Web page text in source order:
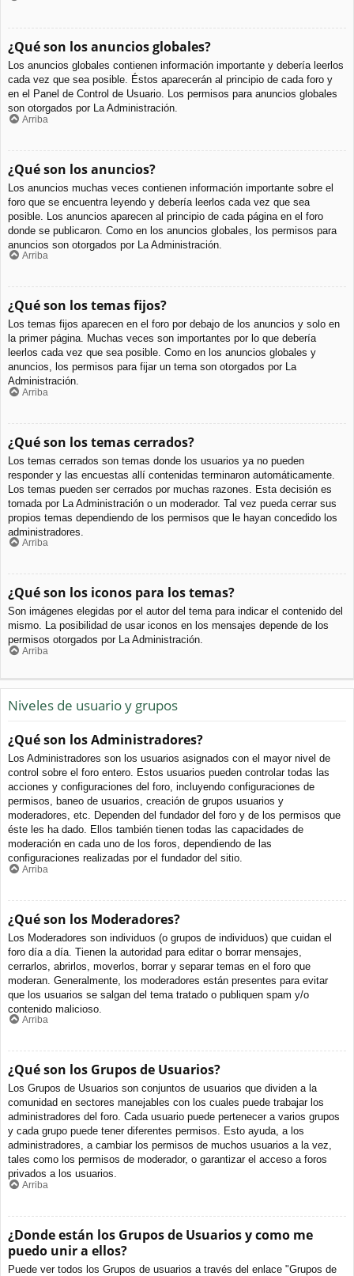
¿Qué son los anuncios globales?
Los anuncios globales contienen información importante y debería leerlos
cada vez que sea posible. Éstos aparecerán al principio de cada foro y
en el Panel de Control de Usuario. Los permisos para anuncios globales
son otorgados por La Administración.
Arriba
¿Qué son los anuncios?
Los anuncios muchas veces contienen información importante sobre el
foro que se encuentra leyendo y debería leerlos cada vez que sea
posible. Los anuncios aparecen al principio de cada página en el foro
donde se publicaron. Como en los anuncios globales, los permisos para
anuncios son otorgados por La Administración.
Arriba
¿Qué son los temas fijos?
Los temas fijos aparecen en el foro por debajo de los anuncios y solo en
la primer página. Muchas veces son importantes por lo que debería
leerlos cada vez que sea posible. Como en los anuncios globales y
anuncios, los permisos para fijar un tema son otorgados por La
Administración.
Arriba
¿Qué son los temas cerrados?
Los temas cerrados son temas donde los usuarios ya no pueden
responder y las encuestas allí contenidas terminaron automáticamente.
Los temas pueden ser cerrados por muchas razones. Esta decisión es
tomada por La Administración o un moderador. Tal vez pueda cerrar sus
propios temas dependiendo de los permisos que le hayan concedido los
administradores.
Arriba
¿Qué son los iconos para los temas?
Son imágenes elegidas por el autor del tema para indicar el contenido del
mismo. La posibilidad de usar iconos en los mensajes depende de los
permisos otorgados por La Administración.
Arriba
Niveles de usuario y grupos
¿Qué son los Administradores?
Los Administradores son los usuarios asignados con el mayor nivel de
control sobre el foro entero. Estos usuarios pueden controlar todas las
acciones y configuraciones del foro, incluyendo configuraciones de
permisos, baneo de usuarios, creación de grupos usuarios y
moderadores, etc. Dependen del fundador del foro y de los permisos que
éste les ha dado. Ellos también tienen todas las capacidades de
moderación en cada uno de los foros, dependiendo de las
configuraciones realizadas por el fundador del sitio.
Arriba
¿Qué son los Moderadores?
Los Moderadores son individuos (o grupos de individuos) que cuidan el
foro día a día. Tienen la autoridad para editar o borrar mensajes,
cerrarlos, abrirlos, moverlos, borrar y separar temas en el foro que
moderan. Generalmente, los moderadores están presentes para evitar
que los usuarios se salgan del tema tratado o publiquen spam y/o
contenido malicioso.
Arriba
¿Qué son los Grupos de Usuarios?
Los Grupos de Usuarios son conjuntos de usuarios que dividen a la
comunidad en sectores manejables con los cuales puede trabajar los
administradores del foro. Cada usuario puede pertenecer a varios grupos
y cada grupo puede tener diferentes permisos. Esto ayuda, a los
administradores, a cambiar los permisos de muchos usuarios a la vez,
tales como los permisos de moderador, o garantizar el acceso a foros
privados a los usuarios.
Arriba
¿Donde están los Grupos de Usuarios y como me
puedo unir a ellos?
Puede ver todos los Grupos de usuarios a través del enlace "Grupos de